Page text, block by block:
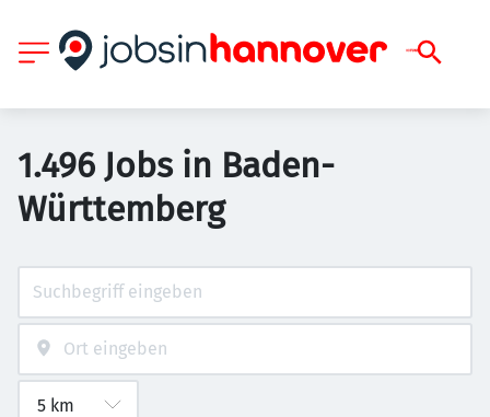
1.496 Jobs in Baden-
Württemberg